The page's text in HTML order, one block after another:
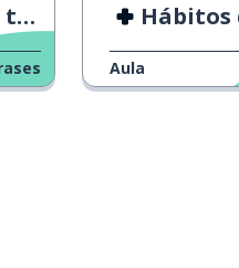
Hábitos que
Aula